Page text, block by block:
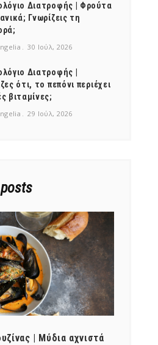
Διατροφής | Φρούτα
Γνωρίζεις τη
30 Ιούλ, 2026
Διατροφής |
ότι, το πεπόνι περιέχει
βιταμίνες;
29 Ιούλ, 2026
| Μύδια αχνιστά